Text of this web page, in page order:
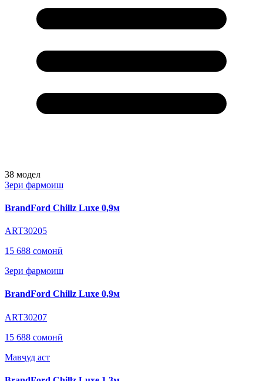
38 модел
Зери фармоиш
BrandFord Chillz Luxe 0,9м
ART30205
15 688 сомонӣ
Зери фармоиш
BrandFord Chillz Luxe 0,9м
ART30207
15 688 сомонӣ
Мавҷуд аст